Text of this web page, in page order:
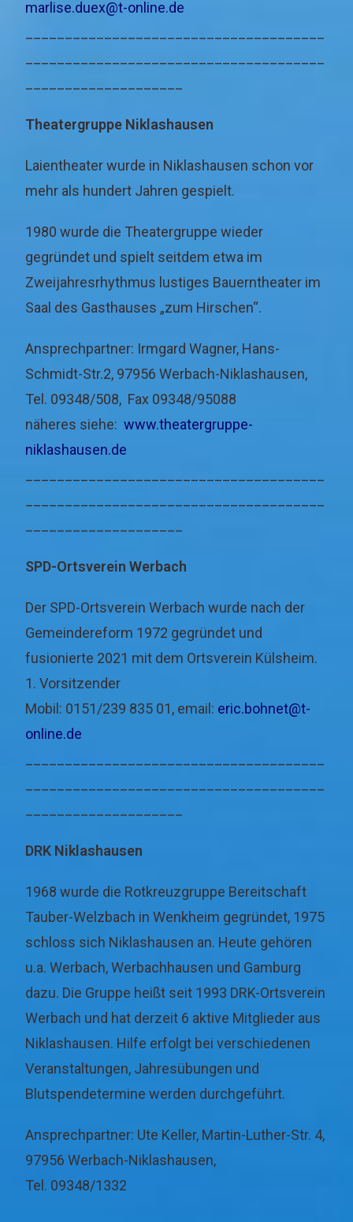
marlise.duex@t-online.de
Theatergruppe Niklashausen
Laientheater wurde in Niklashausen schon vor
mehr als hundert Jahren gespielt.
1980 wurde die Theatergruppe wieder
gegründet und spielt seitdem etwa im
Zweijahresrhythmus lustiges Bauerntheater im
Saal des Gasthauses „zum Hirschen“.
Ansprechpartner: Irmgard Wagner, Hans-
Schmidt-Str.2, 97956 Werbach-Niklashausen,
Tel. 09348/508, Fax 09348/95088
näheres siehe:www.theatergruppe-
niklashausen.de
SPD-Ortsverein Werbach
Der SPD-Ortsverein Werbach wurde nach der
Gemeindereform 1972 gegründet und
fusionierte 2021 mit dem Ortsverein Külsheim.
1. Vorsitzender
Mobil: 0151/239 835 01, email: eric.bohnet@t-
online.de
DRK Niklashausen
1968 wurde die Rotkreuzgruppe Bereitschaft
Tauber-Welzbach in Wenkheim gegründet, 1975
schloss sich Niklashausen an. Heute gehören
u.a. Werbach, Werbachhausen und Gamburg
dazu. Die Gruppe heißt seit 1993 DRK-Ortsverein
Werbach und hat derzeit 6 aktive Mitglieder aus
Niklashausen. Hilfe erfolgt bei verschiedenen
Veranstaltungen, Jahresübungen und
Blutspendetermine werden durchgeführt.
Ansprechpartner: Ute Keller, Martin-Luther-Str. 4,
97956 Werbach-Niklashausen,
Tel. 09348/1332